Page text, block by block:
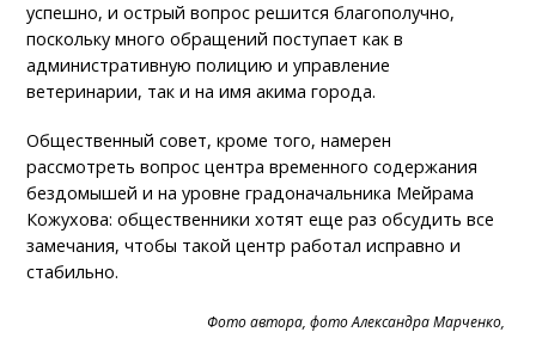
успешно, и острый вопрос решится благополучно,
поскольку много обращений поступает как в
административную полицию и управление
ветеринарии, так и на имя акима города.
Общественный совет, кроме того, намерен
рассмотреть вопрос центра временного содержания
бездомышей и на уровне градоначальника Мейрама
Кожухова: общественники хотят еще раз обсудить все
замечания, чтобы такой центр работал исправно и
стабильно.
Фото автора, фото Александра Марченко,